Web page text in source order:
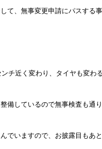
て、無事変更申請にパスする事
チ近く変わり、タイヤも変わ
備しているので無事検査も通り
でいますので、お披露目もあ